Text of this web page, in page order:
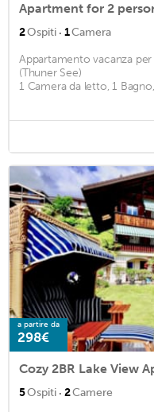
2Ospiti · 1Camera
Appartamento vacanza
(Thuner See)
1 Camera da letto, 1
a partire da
298€
Cozy 2BR Lake View
5Ospiti · 2Camere